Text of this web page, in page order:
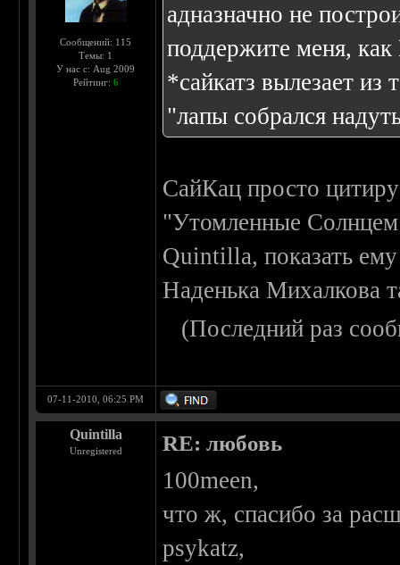
Сообщений: 115
Темы: 1
У нас с: Aug 2009
Рейтинг: 6
адназначно не
поддержите меня,
*сайкатз вылезает
"лапы собрался
СайКац просто
"Утомленные
Quintilla, показать
Наденька Михалкова
(Последний раз
07-11-2010, 06:25 PM
Quintilla
Unregistered RE: любовь
100meen,
что ж, спасибо за
psykatz,